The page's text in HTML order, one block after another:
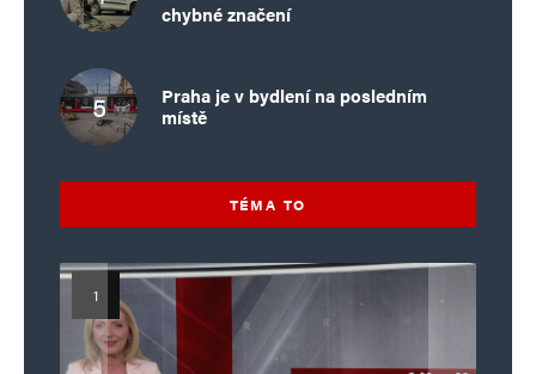
chybné značení
Praha je v bydlení na posledním
místě
TÉMA TO